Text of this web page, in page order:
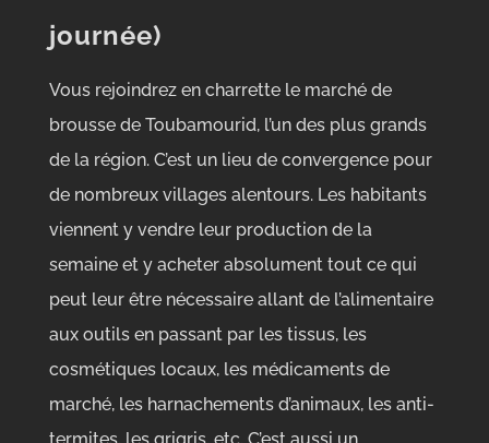
journée)
Vous rejoindrez en charrette le marché de
brousse de Toubamourid, l’un des plus grands
de la région. C’est un lieu de convergence pour
de nombreux villages alentours. Les habitants
viennent y vendre leur production de la
semaine et y acheter absolument tout ce qui
peut leur être nécessaire allant de l’alimentaire
aux outils en passant par les tissus, les
cosmétiques locaux, les médicaments de
marché, les harnachements d’animaux, les anti-